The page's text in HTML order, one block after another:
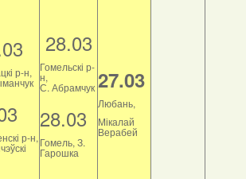
р-н,
р-н,
28.03
Гомельскі р-
н,
С. Абрамчук
28.03
Гомель, З.
Гарошка
27.03
Любань,
Мікалай
Верабей